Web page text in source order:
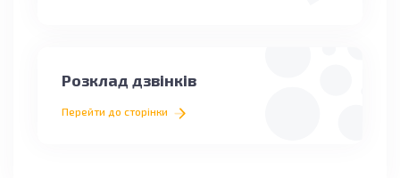
Розклад дзвінків
Перейти до сторінки